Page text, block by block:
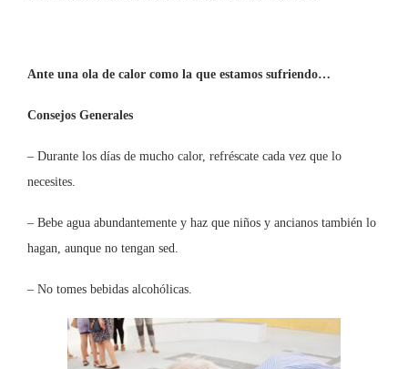
Ante una ola de calor como la que estamos sufriendo…
Consejos Generales
– Durante los días de mucho calor, refréscate cada vez que lo
necesites.
– Bebe agua abundantemente y haz que niños y ancianos también lo
hagan, aunque no tengan sed.
– No tomes bebidas alcohólicas.